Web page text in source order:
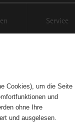
Service
Cookies), um die Seite
und
ohne Ihre
und ausgelesen.